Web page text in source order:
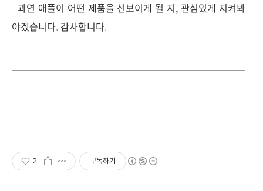
과연 애플이 어떤 제품을 선보이게 될 지, 관심있게 지켜봐
야겠습니다. 감사합니다.
2 구독하기